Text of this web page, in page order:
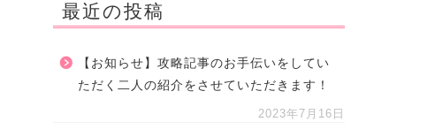
最近の投稿
【お知らせ】攻略記事のお手伝いをしてい
ただく二人の紹介をさせていただきます！
2023年7月16日